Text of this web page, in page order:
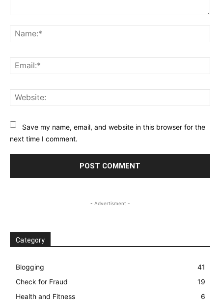
Save my name, email, and website in this browser for the
next time I comment.
- Advertisment -
Category
Blogging
41
Check for Fraud
19
Health and Fitness
6